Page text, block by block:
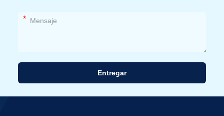
*
Entregar